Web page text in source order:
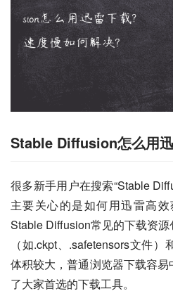
Stable Diffusion怎么用
很多新手用户在搜索“Stable
主要关心的是如何用迅雷高
Stable Diffusion常见的下载资
（如.ckpt、.safetensors文件
体积较大，普通浏览器下载容
了大家首选的下载工具。